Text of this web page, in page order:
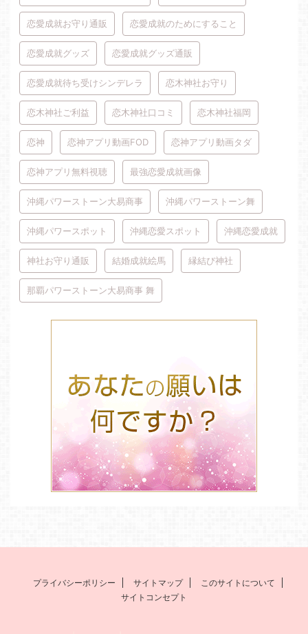
恋愛成就お守り通販 恋愛成就のためにすること
恋愛成就グッズ 恋愛成就グッズ通販
恋愛成就待ち受けシンデレラ 恋木神社お守り
恋木神社ご利益 恋木神社口コミ 恋木神社福岡
恋神 恋神アプリ動画FOD 恋神アプリ動画タダ
恋神アプリ無料視聴 最強恋愛成就画像
沖縄パワーストーン大易商事 沖縄パワーストーン舞
沖縄パワースポット 沖縄恋愛スポット 沖縄恋愛成就
神社お守り通販 結婚成就絵馬 縁結び神社
那覇パワーストーン大易商事 舞
プライバシーポリシー サイトマップ
このサイトについて
サイトコンセプト